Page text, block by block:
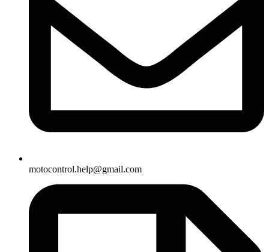
motocontrol.help@gmail.com